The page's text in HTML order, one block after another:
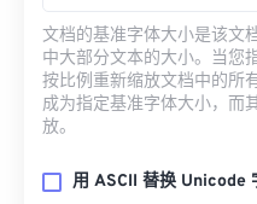
文档的基准字体大小是该文
中大部分文本的大小。当您
按比例重新缩放文档中的所
成为指定基准字体大小，而
放。
用 ASCII 替换 Unicode